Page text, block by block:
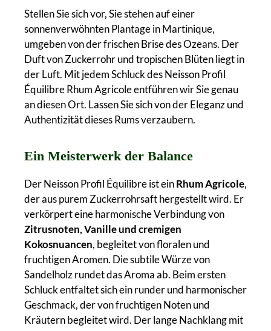
Stellen Sie sich vor, Sie stehen auf einer
sonnenverwöhnten Plantage in Martinique,
umgeben von der frischen Brise des Ozeans. Der
Duft von Zuckerrohr und tropischen Blüten liegt in
der Luft. Mit jedem Schluck des Neisson Profil
Équilibre Rhum Agricole entführen wir Sie genau
an diesen Ort. Lassen Sie sich von der Eleganz und
Authentizität dieses Rums verzaubern.
Ein Meisterwerk der Balance
Der Neisson Profil Équilibre ist einRhum Agricole,
der aus purem Zuckerrohrsaft hergestellt wird. Er
verkörpert eine harmonische Verbindung von
Zitrusnoten, Vanille und cremigen
Kokosnuancen, begleitet von floralen und
fruchtigen Aromen. Die subtile Würze von
Sandelholz rundet das Aroma ab. Beim ersten
Schluck entfaltet sich ein runder und harmonischer
Geschmack, der von fruchtigen Noten und
Kräutern begleitet wird. Der lange Nachklang mit